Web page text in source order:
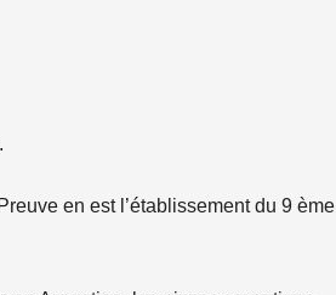
en est l’établissement du 9 ème